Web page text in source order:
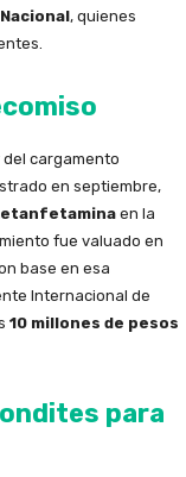
, quienes
cargamento
en septiembre,
en la
fue valuado en
base en esa
Internacional de
10 millones de pesos
para